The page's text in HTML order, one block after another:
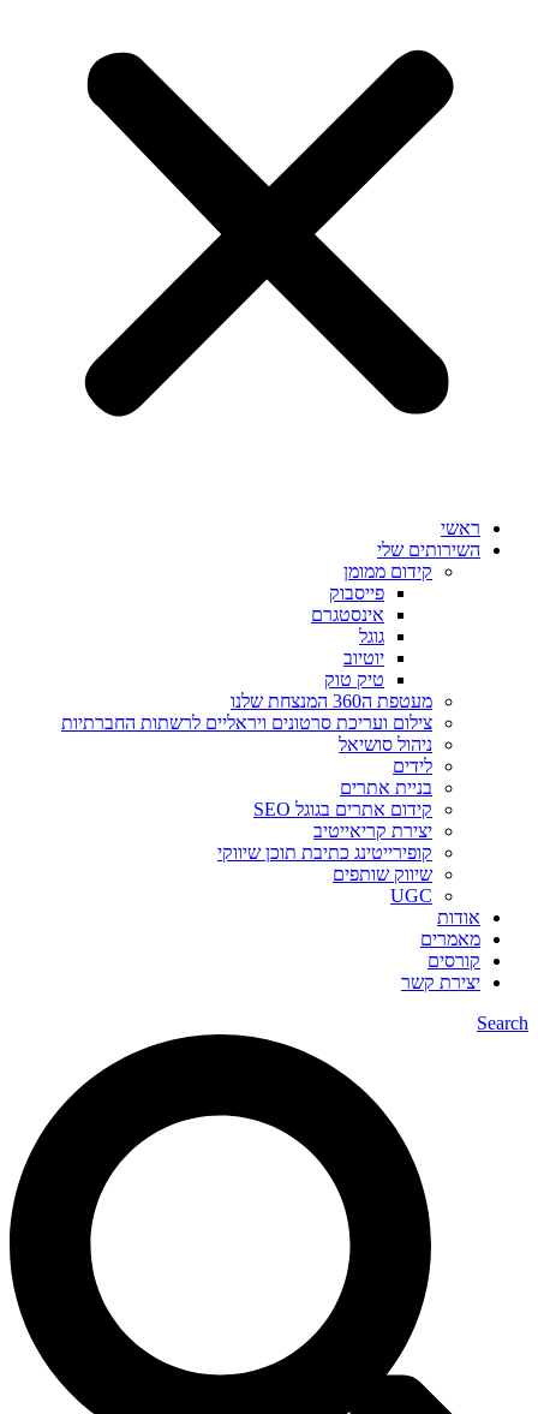
ראשי
השירותים שלי
קידום ממומן
פייסבוק
אינסטגרם
גוגל
יוטיוב
טיק טוק
מעטפת ה360 המנצחת שלנו
צילום ועריכת סרטונים ויראליים לרשתות החברתיות
ניהול סושיאל
לידים
בניית אתרים
קידום אתרים בגוגל SEO
יצירת קריאייטיב
קופירייטינג כתיבת תוכן שיווקי
שיווק שותפים
UGC
אודות
מאמרים
קורסים
יצירת קשר
Search